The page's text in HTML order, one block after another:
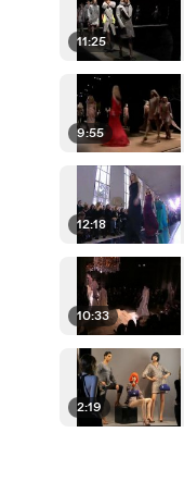
11:25
9:55
12:18
10:33
2:19